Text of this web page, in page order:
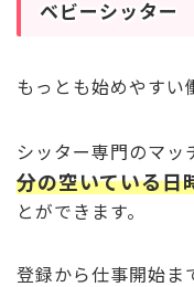
ベビーシッター
もっとも始めやすい
シッター専門のマッ
分の空いている日
とができます。
登録から仕事開始ま